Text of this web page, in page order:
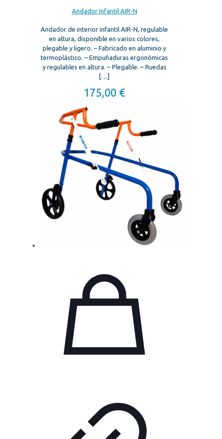
Andador Infantil AIR-N
Andador de interior infantil AIR-N, regulable
en altura, disponible en varios colores,
plegable y ligero. – Fabricado en aluminio y
termoplástico. – Empuñaduras ergonómicas
y regulables en altura. – Plegable. – Ruedas
[…]
175,00 €